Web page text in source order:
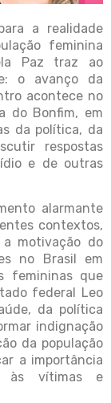
a realidade
feminina
Paz traz ao
o avanço da
acontece no
do Bonfim, em
da política, da
respostas
e de outras
alarmante
contextos,
motivação do
no Brasil em
femininas que
federal Leo
da política
indignação
da população
a importância
às vítimas e